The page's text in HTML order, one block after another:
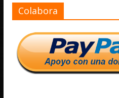
Colabora